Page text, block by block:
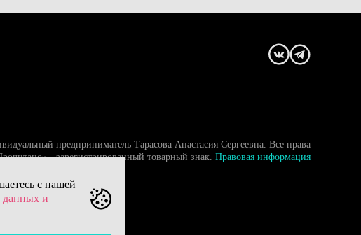
предприниматель Тарасова Анастасия Сергеевна. Все права
- зарегистрированный товарный знак. Правовая информация
с нашей
данных и